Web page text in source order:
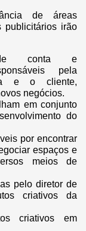
de áreas
publicitários irão
de conta e
pela
e o cliente,
negócios.
em conjunto
do
por encontrar
espaços e
meios de
pelo diretor de
criativos da
criativos em